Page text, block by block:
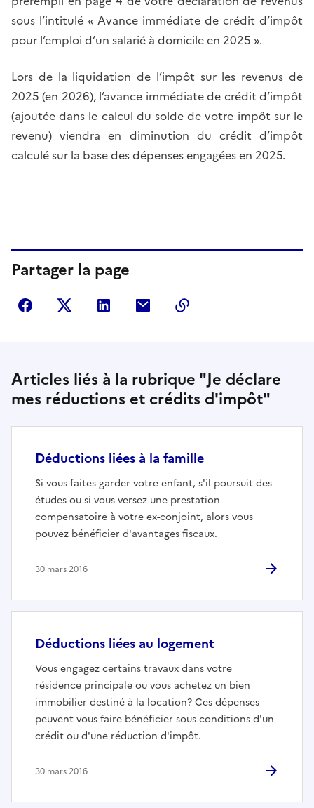
sous l’intitulé « Avance immédiate de crédit d’impôt
pour l’emploi d’un salarié à domicile en 2025 ».
Lors de la liquidation de l’impôt sur les revenus de
2025 (en 2026), l’avance immédiate de crédit d’impôt
(ajoutée dans le calcul du solde de votre impôt sur le
revenu) viendra en diminution du crédit d’impôt
calculé sur la base des dépenses engagées en 2025.
Partager la page
Partager sur Facebook
Partager sur Twitter
Partager sur LinkedIn
Partager par courriel
Articles liés à la rubrique "Je déclare
mes réductions et crédits d'impôt"
Déductions liées à la famille
Si vous faites garder votre enfant, s'il poursuit des
études ou si vous versez une prestation
compensatoire à votre ex-conjoint, alors vous
pouvez bénéficier d'avantages fiscaux.
30 mars 2016
Déductions liées au logement
Vous engagez certains travaux dans votre
résidence principale ou vous achetez un bien
immobilier destiné à la location? Ces dépenses
peuvent vous faire bénéficier sous conditions d'un
crédit ou d'une réduction d'impôt.
30 mars 2016